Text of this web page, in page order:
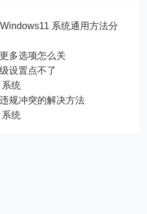
系统通用方法分
多选项怎么关
设置点不了
统
规冲突的解决方法
统